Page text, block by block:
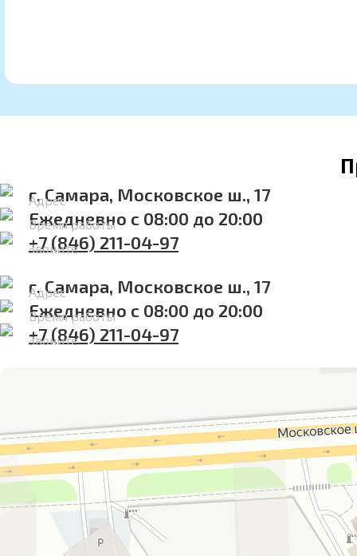
г. Самара, Московское ш., 17
Адрес
Ежедневно с 08:00 до 20:00
Время работы
+7 (846) 211-04-97
Звоните
г. Самара, Московское ш., 17
Адрес
Ежедневно с 08:00 до 20:00
Время работы
+7 (846) 211-04-97
Звоните